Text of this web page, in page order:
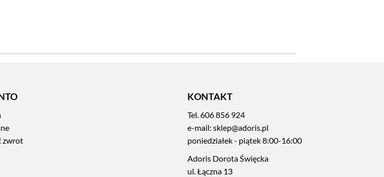
zwrot
KONTAKT
Tel.606 856 924
e-mail: sklep@adoris.pl
poniedziałek - piątek 8:00-16:00
Adoris Dorota Święcka
ul. Łączna 13